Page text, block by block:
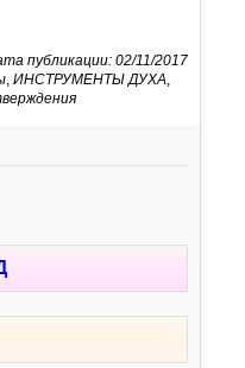
публикации: 02/11/2017
,ИНСТРУМЕНТЫ ДУХА